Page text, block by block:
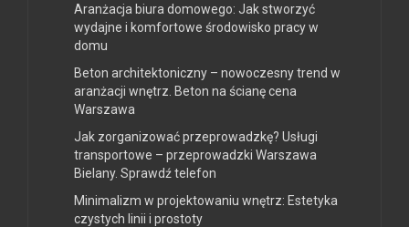
Aranżacja biura domowego: Jak stworzyć
wydajne i komfortowe środowisko pracy w
domu
Beton architektoniczny – nowoczesny trend w
aranżacji wnętrz. Beton na ścianę cena
Warszawa
Jak zorganizować przeprowadzkę? Usługi
transportowe – przeprowadzki Warszawa
Bielany. Sprawdź telefon
Minimalizm w projektowaniu wnętrz: Estetyka
czystych linii i prostoty